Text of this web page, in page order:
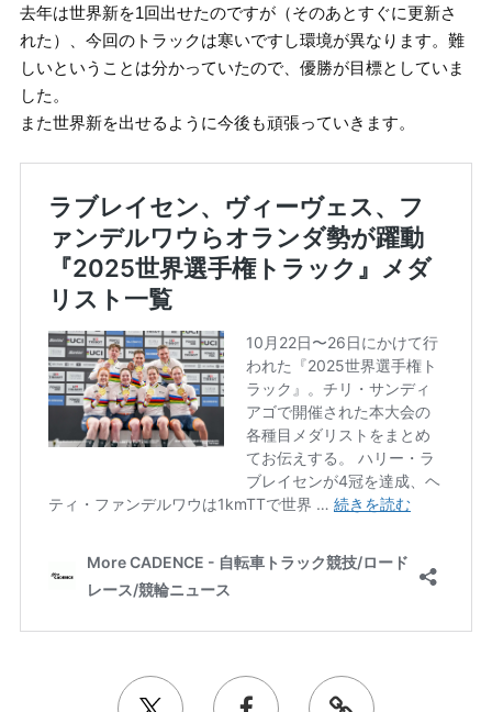
去年は世界新を1回出せたのですが（そのあとすぐに更新さ
れた）、今回のトラックは寒いですし環境が異なります。難
しいということは分かっていたので、優勝が目標としていま
した。
また世界新を出せるように今後も頑張っていきます。